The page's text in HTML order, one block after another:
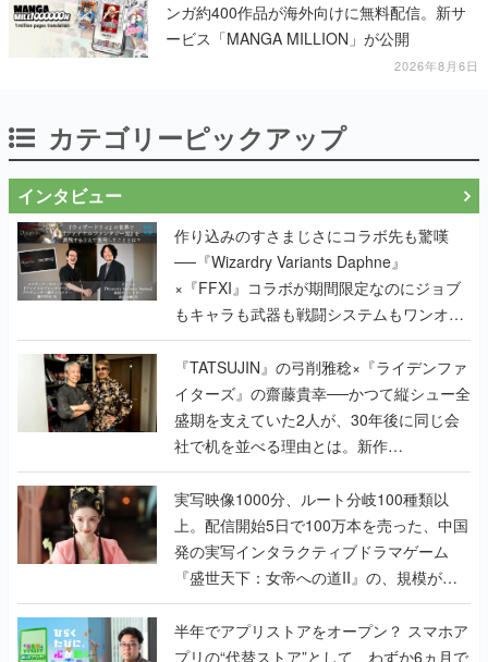
ンガ約400作品が海外向けに無料配信。新サ
ービス「MANGA MILLION」が公開
2026年8月6日
カテゴリーピックアップ
インタビュー
作り込みのすさまじさにコラボ先も驚嘆
──『Wizardry Variants Daphne』
×『FFXI』コラボが期間限定なのにジョブ
もキャラも武器も戦闘システムもワンオフ
で作り込まれた理由を両ディレクターに聞
く
『TATSUJIN』の弓削雅稔×『ライデンファ
イターズ』の齋藤貴幸──かつて縦シュー全
盛期を支えていた2人が、30年後に同じ会
社で机を並べる理由とは。新作
『TATSUJIN EXTREME』で初タッグを組
んだレジェンド2人に訊く開発秘話
実写映像1000分、ルート分岐100種類以
上。配信開始5日で100万本を売った、中国
発の実写インタラクティブドラマゲーム
『盛世天下：女帝への道II』の、規模が違
うこだわりをプロデューサーに聞いた
半年でアプリストアをオープン？ スマホア
プリの“代替ストア”として、わずか6ヵ月で